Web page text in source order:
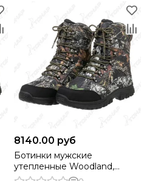
8140.00 руб
Ботинки мужские
утепленные Woodland,
мембрана Kingtex, insulation